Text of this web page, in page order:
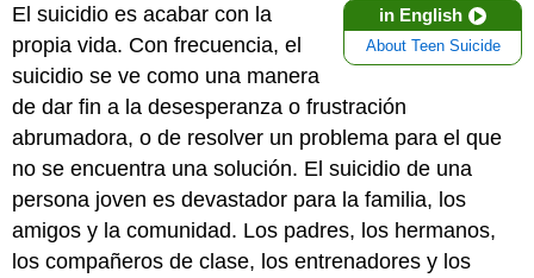
in English
About Teen Suicide
El suicidio es acabar con la
propia vida. Con frecuencia, el
suicidio se ve como una manera
de dar fin a la desesperanza o frustración
abrumadora, o de resolver un problema para el que
no se encuentra una solución. El suicidio de una
persona joven es devastador para la familia, los
amigos y la comunidad. Los padres, los hermanos,
los compañeros de clase, los entrenadores y los